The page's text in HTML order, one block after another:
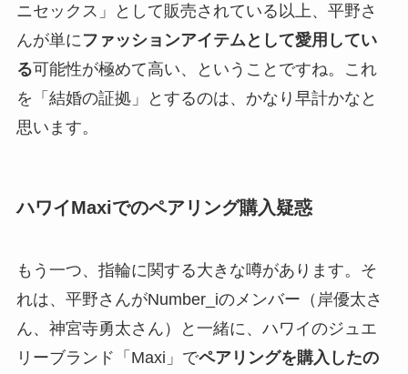
ニセックス」として販売されている以上、平野さ
んが単に ファッションアイテムとして愛用してい
る可能性が極めて高い、ということですね。これ
を「結婚の証拠」とするのは、かなり早計かなと
思います。
ハワイMaxiでのペアリング購入疑惑
もう一つ、指輪に関する大きな噂があります。そ
れは、平野さんがNumber_iのメンバー（岸優太さ
ん、神宮寺勇太さん）と一緒に、ハワイのジュエ
リーブランド「Maxi」でペアリングを購入したの